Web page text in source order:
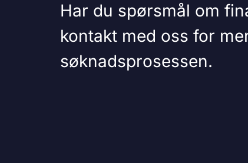
Har du spørsmål om
kontakt med oss for
søknadsprosessen.